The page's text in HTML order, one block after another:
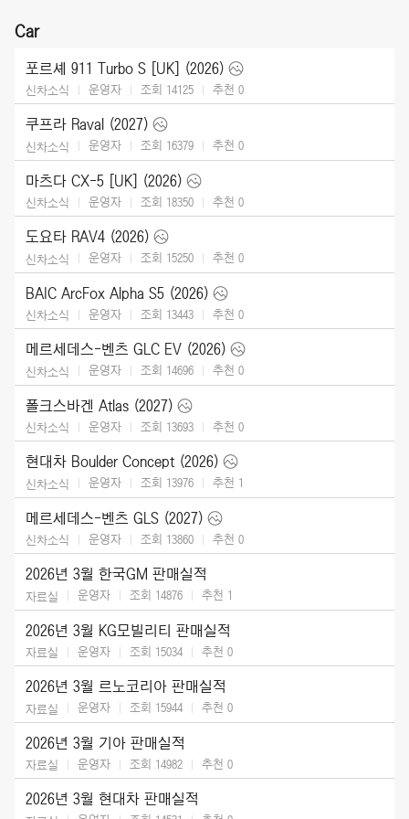
Car
포르셰 911 Turbo S [UK] (2026)
신차소식 운영자 조회 14125 추천 0
쿠프라 Raval (2027)
신차소식 운영자 조회 16379 추천 0
마츠다 CX-5 [UK] (2026)
신차소식 운영자 조회 18350 추천 0
도요타 RAV4 (2026)
신차소식 운영자 조회 15250 추천 0
BAIC ArcFox Alpha S5 (2026)
신차소식 운영자 조회 13443 추천 0
메르세데스-벤츠 GLC EV (2026)
신차소식 운영자 조회 14696 추천 0
폴크스바겐 Atlas (2027)
신차소식 운영자 조회 13693 추천 0
현대차 Boulder Concept (2026)
신차소식 운영자 조회 13976 추천 1
메르세데스-벤츠 GLS (2027)
신차소식 운영자 조회 13860 추천 0
2026년 3월 한국GM 판매실적
자료실 운영자 조회 14876 추천 1
2026년 3월 KG모빌리티 판매실적
자료실 운영자 조회 15034 추천 0
2026년 3월 르노코리아 판매실적
자료실 운영자 조회 15944 추천 0
2026년 3월 기아 판매실적
자료실 운영자 조회 14982 추천 0
2026년 3월 현대차 판매실적